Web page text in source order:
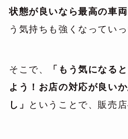
状態が良いなら最高の車両
う気持ちも強くなっていっ
そこで、
「もう気になる
よう！お店の対応が良い
し」
ということで、販売店